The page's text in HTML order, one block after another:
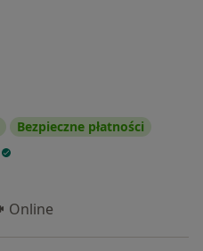
Bezpieczne płatności
Online